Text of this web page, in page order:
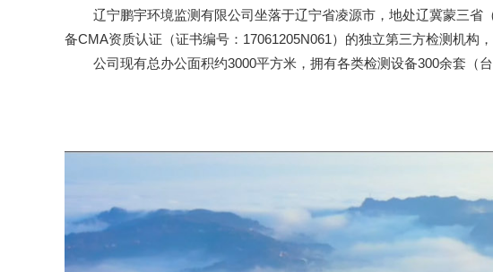
辽宁鹏宇环境监测有限公司坐落于辽宁省凌源市，地处辽冀蒙三省
备CMA资质认证（证书编号：17061205N061）的独立第三方检测机构
公司现有总办公面积约3000平方米，拥有各类检测设备300余套（台